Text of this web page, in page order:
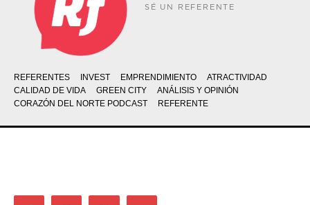
SÉ UN REFERENTE
REFERENTES INVEST EMPRENDIMIENTO
ATRACTIVIDAD
CALIDAD DE VIDA
GREEN CITY
ANÁLISIS Y OPINIÓN
CORAZÓN DEL NORTE PODCAST
REFERENTE